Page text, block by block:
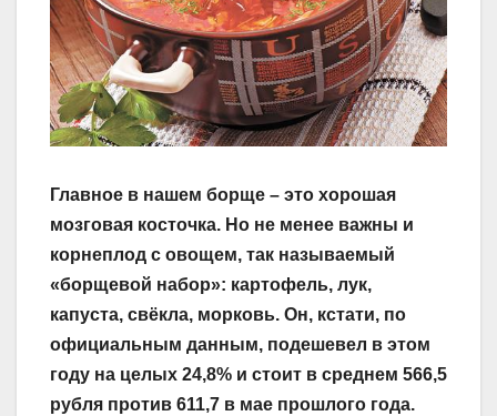
Главное в нашем борще – это хорошая
мозговая косточка. Но не менее важны и
корнеплод с овощем, так называемый
«борщевой набор»: картофель, лук,
капуста, свёкла, морковь. Он, кстати, по
официальным данным, подешевел в этом
году на целых 24,8% и стоит в среднем 566,5
рубля против 611,7 в мае прошлого года.